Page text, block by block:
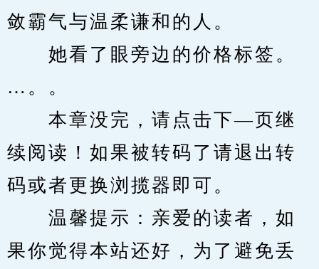
敛霸气与温柔谦和的人。
她看了眼旁边的价格标签。
…。。
本章没完，请点击下—页继
续阅读！如果被转码了请退出转
码或者更换浏揽器即可。
温馨提示：亲爱的读者，如
果你觉得本站还好，为了避免丢